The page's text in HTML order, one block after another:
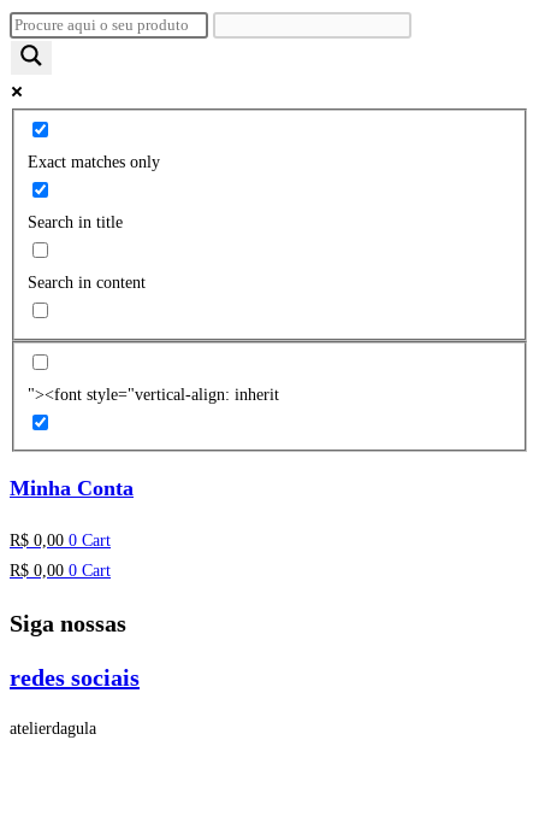
Exact matches only
Search in title
Search in content
"><font style="vertical-align: inherit
Minha Conta
R$ 0,00 0 Cart
R$ 0,00 0 Cart
Siga nossas
redes sociais
atelierdagula